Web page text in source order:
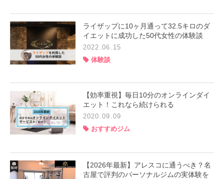
ライザップに10ヶ月通って32.5キロのダ
イエットに成功した50代女性の体験談
2022.06.15
体験談
【効率重視】毎日10分のオンラインダイ
エット！これなら続けられる
2020.09.09
おすすめジム
【2026年最新】アレスコに通うべき？名
古屋で評判のパーソナルジムの実体験を